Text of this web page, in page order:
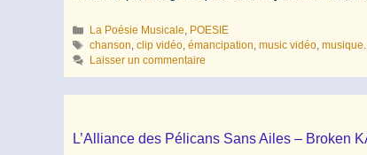
Catégories
La Poésie Musicale, POESIE
Étiquettes
chanson,clip vidéo,émancipation,music vidéo,musique.
Laisser un commentaire
L’Alliance des Pélicans Sans Ailes – Broken